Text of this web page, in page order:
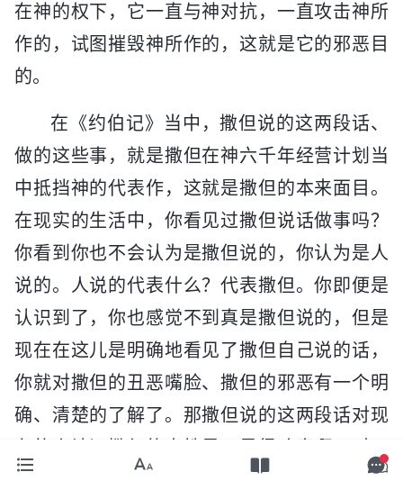
在神的权下，它一直与神对抗，一直攻击神所
作的，试图摧毁神所作的，这就是它的邪恶目
的。
在《约伯记》当中，撒但说的这两段话、
做的这些事，就是撒但在神六千年经营计划当
中抵挡神的代表作，这就是撒但的本来面目。
在现实的生活中，你看见过撒但说话做事吗？
你看到你也不会认为是撒但说的，你认为是人
说的。人说的代表什么？代表撒但。你即便是
认识到了，你也感觉不到真是撒但说的，但是
现在在这儿是明确地看见了撒但自己说的话，
你就对撒但的丑恶嘴脸、撒但的邪恶有一个明
确、清楚的了解了。那撒但说的这两段话对现
现在的人类来说，认识撒但的丑恶面目，认识